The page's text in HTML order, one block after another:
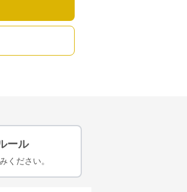
ール
ください。